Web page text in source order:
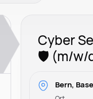
Cyber
🛡️ (m/w/
Bern,